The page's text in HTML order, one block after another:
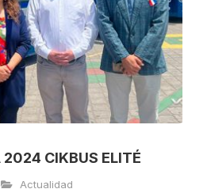
2024 CIKBUS ELITÉ
Actualidad